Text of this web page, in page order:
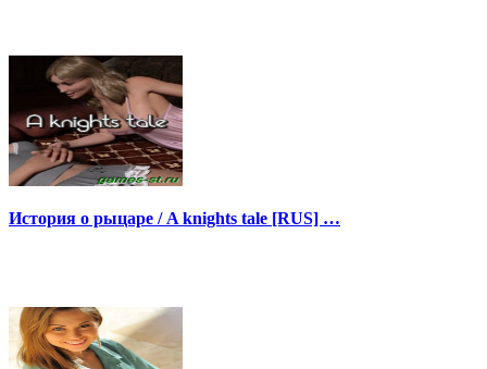
История о рыцаре / A knights tale [RUS] …